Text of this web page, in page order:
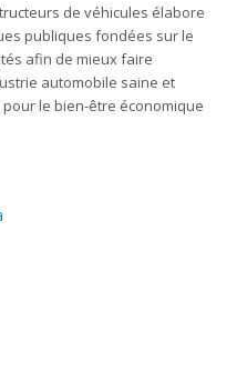
de véhicules élabore
publiques fondées sur le
afin de mieux faire
automobile saine et
le bien-être économique